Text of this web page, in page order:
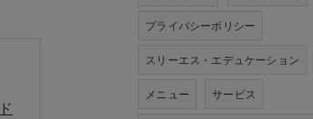
プライバシーポリシー
スリーエス・エデュケーション
メニュー サービス